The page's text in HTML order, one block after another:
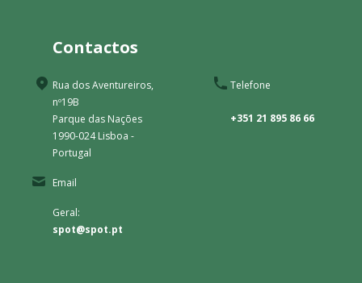
Contactos
Rua dos Aventureiros,
nº19B
Parque das Nações
1990-024 Lisboa -
Portugal
Telefone
+351 21 895 86 66
Email
Geral:
spot@spot.pt